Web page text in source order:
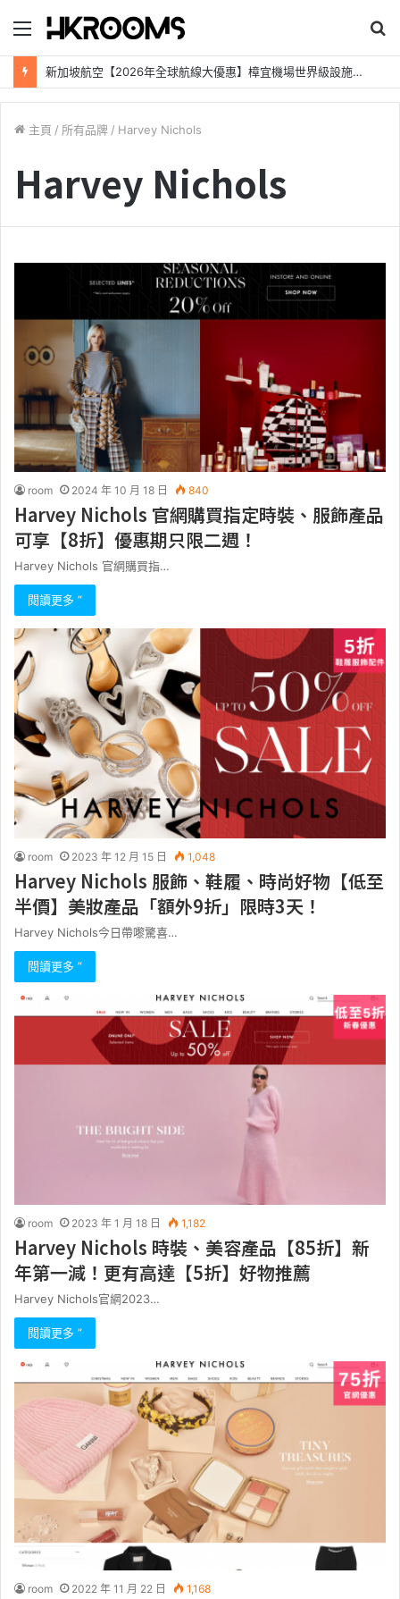
錄
尋
新加坡航空【2026年全球航線大優惠】樟宜機場世界級設施帶您環遊世界！
主頁 / 所有品牌 / Harvey Nichols
Harvey Nichols
room 2024 年 10 月 18 日 840
Harvey Nichols 官網購買指定時裝、服飾產品
可享【8折】優惠期只限二週！
Harvey Nichols 官網購買指…
閱讀更多 ”
room 2023 年 12 月 15 日 1,048
Harvey Nichols 服飾、鞋履、時尚好物【低至
半價】美妝產品「額外9折」限時3天！
Harvey Nichols今日帶嚟驚喜…
閱讀更多 ”
room 2023 年 1 月 18 日 1,182
Harvey Nichols 時裝、美容產品【85折】新
年第一減！更有高達【5折】好物推薦
Harvey Nichols官網2023…
閱讀更多 ”
room 2022 年 11 月 22 日 1,168